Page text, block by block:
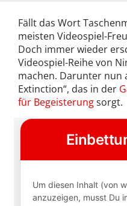
Fällt das Wort
meisten Videospiel-
Doch immer wieder
Videospiel-Reihe von
machen. Darunter nun
Extinction“, das in der
für Begeisterungsorgt.